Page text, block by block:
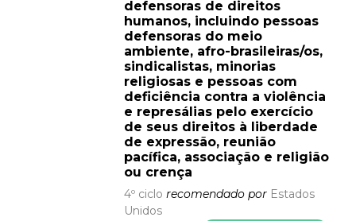
defensoras de direitos
humanos, incluindo pessoas
defensoras do meio
ambiente, afro-brasileiras/os,
sindicalistas, minorias
religiosas e pessoas com
deficiência contra a violência
e represálias pelo exercício
de seus direitos à liberdade
de expressão, reunião
pacífica, associação e religião
ou crença
4º ciclo recomendado por Estados
Unidos